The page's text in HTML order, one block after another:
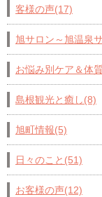
客様の声(17)
旭サロン～旭温泉
お悩み別ケア＆体
島根観光と癒し(8)
旭町情報(5)
日々のこと(51)
お客様の声(12)